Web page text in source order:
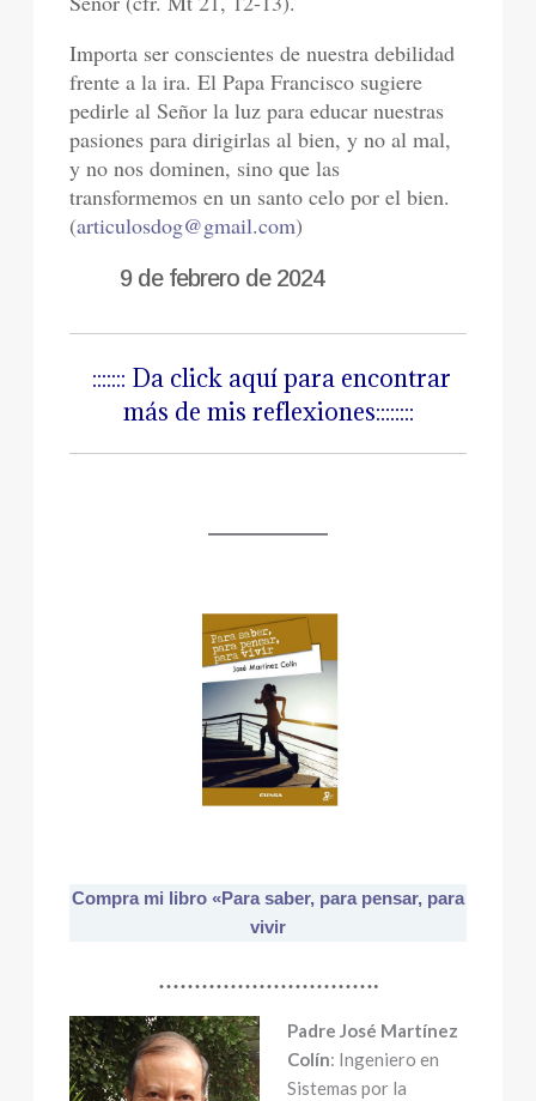
Importa ser conscientes de nuestra debilidad
frente a la ira. El Papa Francisco sugiere
pedirle al Señor la luz para educar nuestras
pasiones para dirigirlas al bien, y no al mal,
y no nos dominen, sino que las
transformemos en un santo celo por el bien.
(articulosdog@gmail.com)
9 de febrero de 2024
::::::: Da click aquí para encontrar
más de mis reflexiones::::::::
Compra mi libro «Para saber, para pensar, para
vivir
………………………….
Padre José Martínez
Colín: Ingeniero en
Sistemas por la